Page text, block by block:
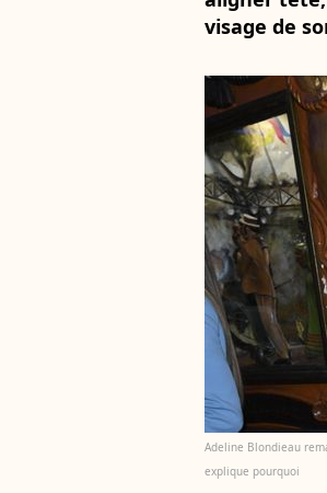
visage de
Adeline Blondieau
explique pourquoi